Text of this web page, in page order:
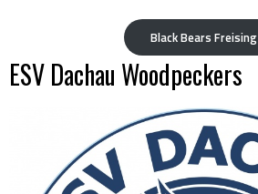
Black Bears Freising
ESV Dachau Woodpeckers